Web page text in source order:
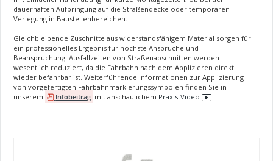
dauerhaften Aufbringung auf die Straßendecke oder temporären
Verlegung in Baustellenbereichen.
Gleichbleibende Zuschnitte aus widerstandsfähigem Material sorgen für
ein professionelles Ergebnis für höchste Ansprüche und
Beanspruchung. Ausfallzeiten von Straßenabschnitten werden
wesentlich reduziert, da die Fahrbahn nach dem Applizieren direkt
wieder befahrbar ist. Weiterführende Informationen zur Applizierung
von vorgefertigten Fahrbahnmarkierungssymbolen finden Sie in
unserem
Infobeitrag mit anschaulichem Praxis-Video .